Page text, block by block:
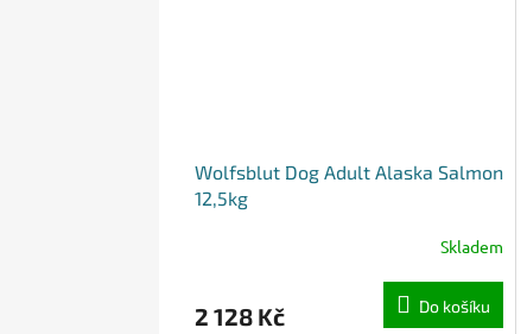
Wolfsblut Dog Adult Alaska Salmon
12,5kg
Skladem
2 128 Kč Do košíku